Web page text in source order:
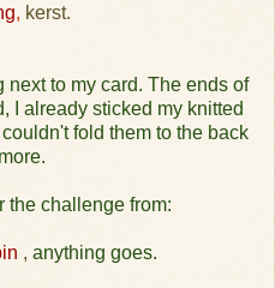
, kerst.
next to my card. The ends of
I already sticked my knitted
fold them to the back
the challenge from:
, anything goes.